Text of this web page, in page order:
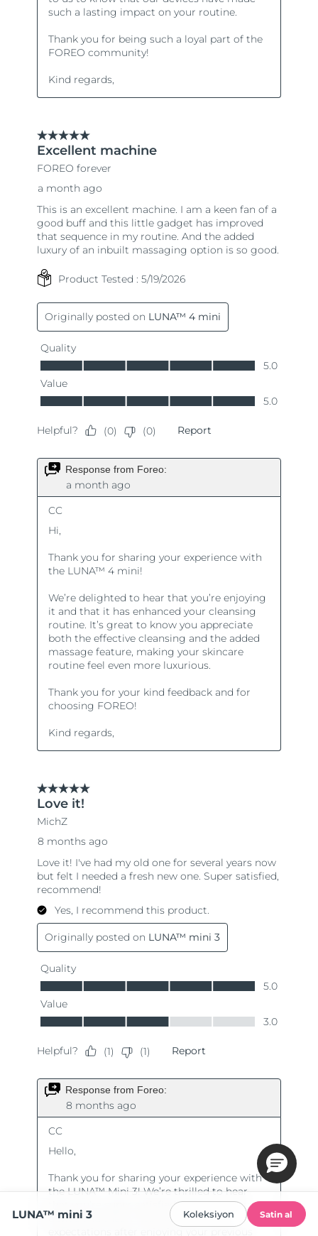
LUNA™ mini 3 Koleksiyon Satin al